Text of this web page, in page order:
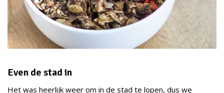
Even de stad in
Het was heerlijk weer om in de stad te lopen, dus we